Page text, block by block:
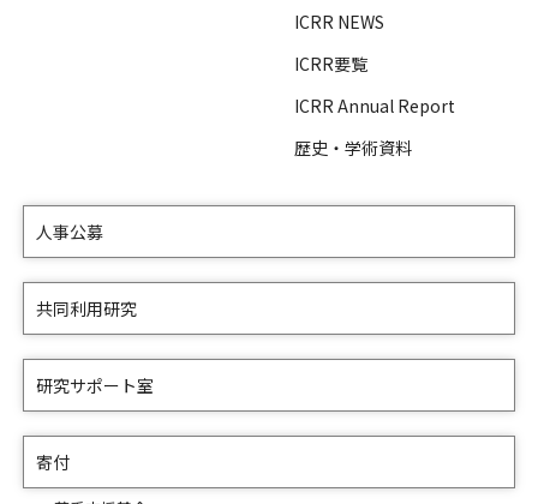
ICRR NEWS
ICRR要覧
ICRR Annual Report
歴史・学術資料
人事公募
共同利用研究
研究サポート室
寄付